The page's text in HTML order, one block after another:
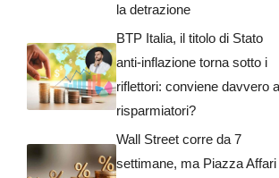
la detrazione
BTP Italia, il titolo di Stato
anti-inflazione torna sotto i
riflettori: conviene davvero
risparmiatori?
Wall Street corre da 7
settimane, ma Piazza Affari